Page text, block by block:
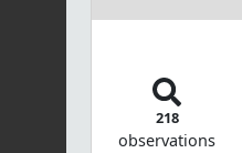
218
observations